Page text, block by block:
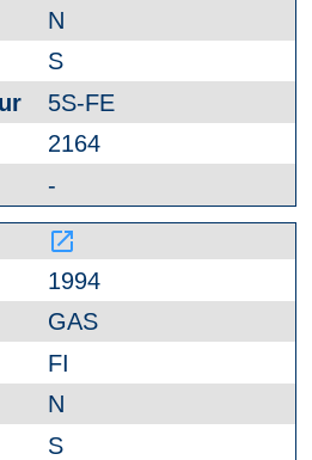
N
S
5S-FE
2164
-
launch
1994
GAS
FI
N
S